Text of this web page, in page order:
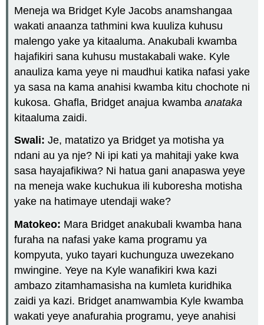
Meneja wa Bridget Kyle Jacobs anamshangaa
wakati anaanza tathmini kwa kuuliza kuhusu
malengo yake ya kitaaluma. Anakubali kwamba
hajafikiri sana kuhusu mustakabali wake. Kyle
anauliza kama yeye ni maudhui katika nafasi yake
ya sasa na kama anahisi kwamba kitu chochote ni
kukosa. Ghafla, Bridget anajua kwambaanataka
kitaaluma zaidi.
Swali: Je, matatizo ya Bridget ya motisha ya
ndani au ya nje? Ni ipi kati ya mahitaji yake kwa
sasa hayajafikiwa? Ni hatua gani anapaswa yeye
na meneja wake kuchukua ili kuboresha motisha
yake na hatimaye utendaji wake?
Matokeo: Mara Bridget anakubali kwamba hana
furaha na nafasi yake kama programu ya
kompyuta, yuko tayari kuchunguza uwezekano
mwingine. Yeye na Kyle wanafikiri kwa kazi
ambazo zitamhamasisha na kumleta kuridhika
zaidi ya kazi. Bridget anamwambia Kyle kwamba
wakati yeye anafurahia programu, yeye anahisi